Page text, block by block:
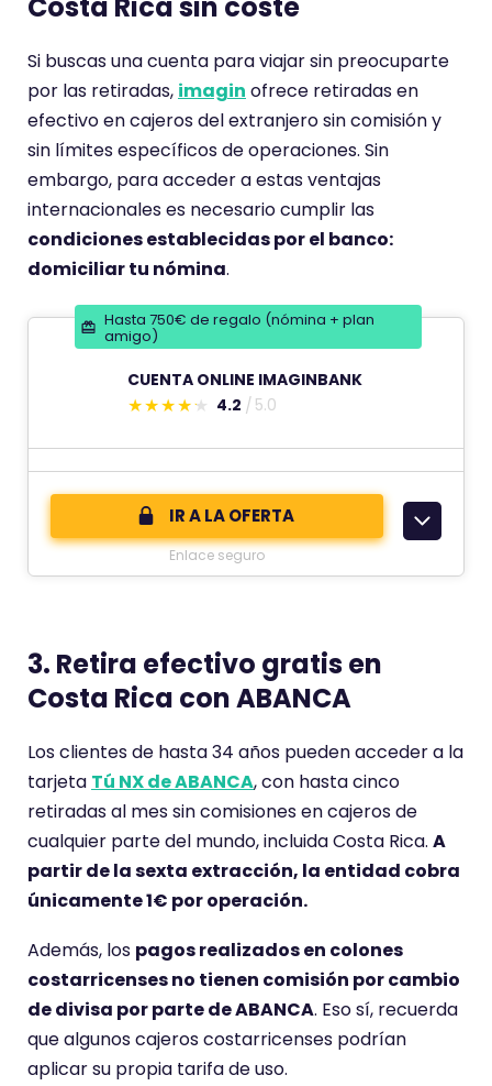
r
a
p
u
n
a
i
ó
e
Costa Rica sin coste
Si buscas una cuenta para viajar sin preocuparte
por las retiradas, imagin ofrece retiradas en
efectivo en cajeros del extranjero sin comisión y
sin límites específicos de operaciones. Sin
embargo, para acceder a estas ventajas
internacionales es necesario cumplir las
condiciones establecidas por el banco:
domiciliar tu nómina.
Hasta 750€ de regalo (nómina + plan
amigo)
CUENTA ONLINE IMAGINBANK
E
s
t
c
n
t
a
r
i
o
t
i
e
e
u
n
a
p
4.2 5.0
IR A LA OFERTA
Enlace seguro
3. Retira efectivo gratis en
Costa Rica con ABANCA
Los clientes de hasta 34 años pueden acceder a la
tarjeta Tú NX de ABANCA, con hasta cinco
retiradas al mes sin comisiones en cajeros de
cualquier parte del mundo, incluida Costa Rica. A
partir de la sexta extracción, la entidad cobra
únicamente 1€ por operación.
Además, los pagos realizados en colones
costarricenses no tienen comisión por cambio
de divisa por parte de ABANCA. Eso sí, recuerda
que algunos cajeros costarricenses podrían
aplicar su propia tarifa de uso.